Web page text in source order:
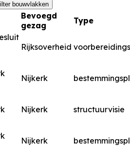
bouwvlakken
Bevoegd
gezag
Type
Rijksoverheid
Nijkerk
Nijkerk structuurvisie
Nijkerk